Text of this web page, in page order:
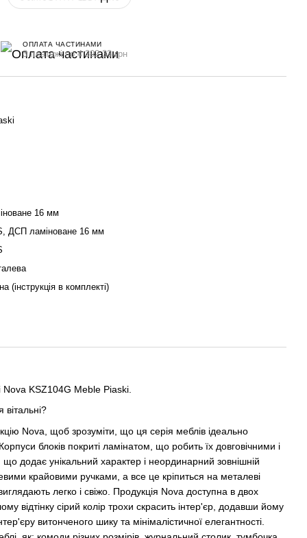
ОПЛАТА ЧАСТИНАМИ
3 платежі по 4 392.33 грн
16 мм
ДСП ламіноване 16 мм
(інструкція в комплекті)
Nova KSZ104G Meble Piaski.
вітальні?
Nova, щоб зрозуміти, що ця серія меблів ідеально
блоків покриті ламінатом, що робить їх довговічними і
додає унікальний характер і неординарний зовнішній
крайовими ручками, а все це кріпиться на металеві
легко і свіжо. Продукція Nova доступна в двох
відтінку сірий колір трохи скрасить інтер'єр, додавши йому
витонченого шику та мінімалістичної елегантності.